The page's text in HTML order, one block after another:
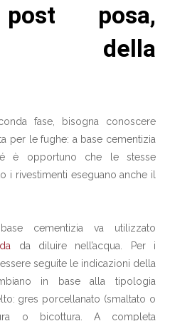
posa,
della
fase, bisogna conoscere
per le fughe: a base cementizia
è opportuno che le stesse
i rivestimenti eseguano anche il
cementizia va utilizzato
da diluire nell’acqua. Per i
seguite le indicazioni della
in base alla tipologia
gres porcellanato (smaltato o
o bicottura. A completa